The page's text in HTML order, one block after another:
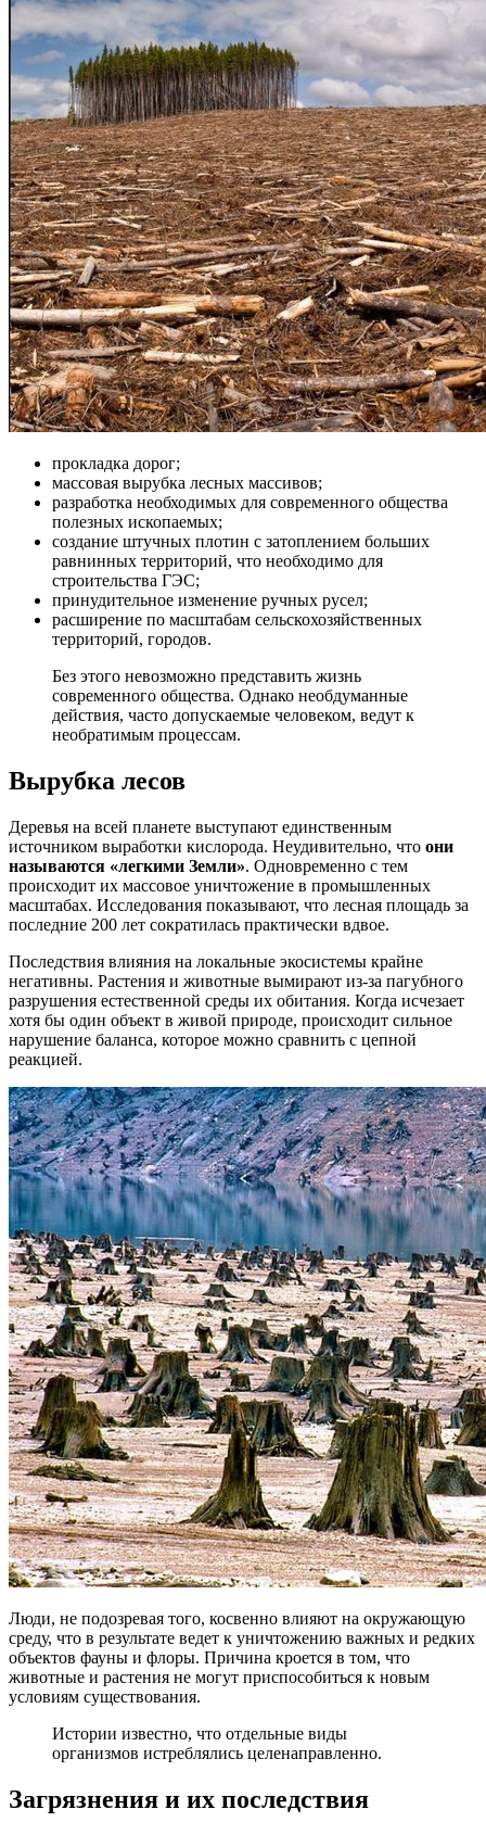
прокладка дорог;
массовая вырубка лесных массивов;
разработка необходимых для современного общества
полезных ископаемых;
создание штучных плотин с затоплением больших
равнинных территорий, что необходимо для
строительства ГЭС;
принудительное изменение ручных русел;
расширение по масштабам сельскохозяйственных
территорий, городов.
Без этого невозможно представить жизнь
современного общества. Однако необдуманные
действия, часто допускаемые человеком, ведут к
необратимым процессам.
Вырубка лесов
Деревья на всей планете выступают единственным
источником выработки кислорода. Неудивительно, что они
называются «легкими Земли». Одновременно с тем
происходит их массовое уничтожение в промышленных
масштабах. Исследования показывают, что лесная площадь за
последние 200 лет сократилась практически вдвое.
Последствия влияния на локальные экосистемы крайне
негативны. Растения и животные вымирают из-за пагубного
разрушения естественной среды их обитания. Когда исчезает
хотя бы один объект в живой природе, происходит сильное
нарушение баланса, которое можно сравнить с цепной
реакцией.
Люди, не подозревая того, косвенно влияют на окружающую
среду, что в результате ведет к уничтожению важных и редких
объектов фауны и флоры. Причина кроется в том, что
животные и растения не могут приспособиться к новым
условиям существования.
Истории известно, что отдельные виды
организмов истреблялись целенаправленно.
Загрязнения и их последствия